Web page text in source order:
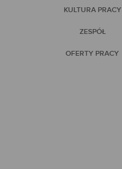
KULTURA PRACY
ZESPÓŁ
OFERTY PRACY